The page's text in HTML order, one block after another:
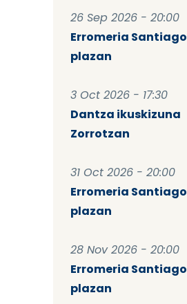
26 Sep 2026 - 20:00
Erromeria Santiago
plazan
3 Oct 2026 - 17:30
Dantza ikuskizuna
Zorrotzan
31 Oct 2026 - 20:00
Erromeria Santiago
plazan
28 Nov 2026 - 20:00
Erromeria Santiago
plazan